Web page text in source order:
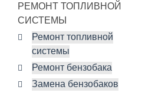
РЕМОНТ ТОПЛИВНОЙ
СИСТЕМЫ
Ремонт топливной
системы
Ремонт бензобака
Замена бензобаков